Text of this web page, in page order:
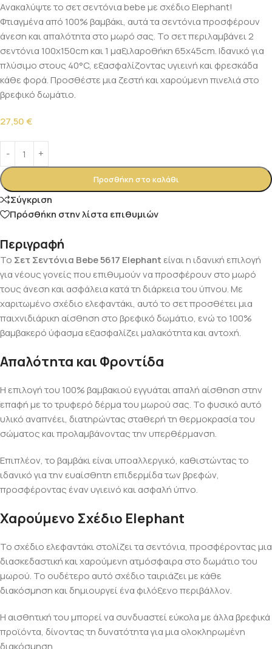
Ανακαλύψτε το σετ σεντόνια bebe με σχέδιο Elephant!
Φτιαγμένα από 100% βαμβάκι, αυτά τα σεντόνια προσφέρουν
άνεση και απαλότητα στο μωρό σας. Το σετ περιλαμβάνει 2
σεντόνια 100x150cm και 1 μαξιλαροθήκη 65x45cm. Ιδανικό για
πλύσιμο στους 40°C, εξασφαλίζοντας υγιεινή και φρεσκάδα
κάθε φορά. Προσθέστε μια ζεστή και χαρούμενη πινελιά στο
βρεφικό δωμάτιο.
27,50€
Προσθήκη στο καλάθι
Σύγκριση
Πρόσθήκη στην λίστα επιθυμιών
Περιγραφή
Το Σετ Σεντόνια Bebe 5617 Elephant είναι η ιδανική επιλογή
για νέους γονείς που επιθυμούν να προσφέρουν στο μωρό
τους άνεση και ασφάλεια κατά τη διάρκεια του ύπνου. Με
χαριτωμένο σχέδιο ελεφαντάκι, αυτό το σετ προσθέτει μια
παιχνιδιάρικη αίσθηση στο βρεφικό δωμάτιο, ενώ το 100%
βαμβακερό ύφασμα εξασφαλίζει μαλακότητα και αντοχή.
Απαλότητα και Φροντίδα
Η επιλογή του 100% βαμβακιού εγγυάται απαλή αίσθηση στην
επαφή με το τρυφερό δέρμα του μωρού σας. Το φυσικό αυτό
υλικό αναπνέει, διατηρώντας σταθερή τη θερμοκρασία του
σώματος και προλαμβάνοντας την υπερθέρμανση.
Επιπλέον, το βαμβάκι είναι υποαλλεργικό, καθιστώντας το
ιδανικό για την ευαίσθητη επιδερμίδα των βρεφών,
προσφέροντας έναν υγιεινό και ασφαλή ύπνο.
Χαρούμενο Σχέδιο Elephant
Το σχέδιο ελεφαντάκι στολίζει τα σεντόνια, προσφέροντας μια
διασκεδαστική και χαρούμενη ατμόσφαιρα στο δωμάτιο του
μωρού. Το ουδέτερο αυτό σχέδιο ταιριάζει με κάθε
διακόσμηση και δημιουργεί ένα φιλόξενο περιβάλλον.
Η αισθητική του μπορεί να συνδυαστεί εύκολα με άλλα βρεφικά
προϊόντα, δίνοντας τη δυνατότητα για μια ολοκληρωμένη
διακόσμηση.